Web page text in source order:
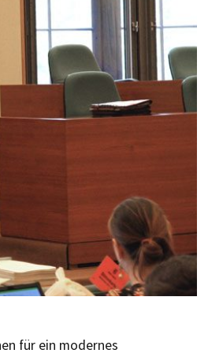
für ein modernes